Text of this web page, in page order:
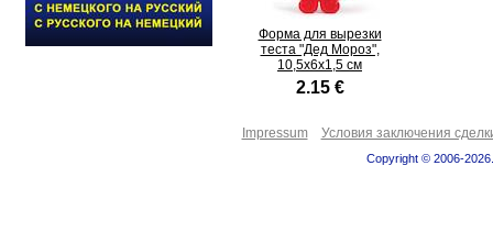
Форма для вырезки
теста "Дед Мороз",
10,5x6x1,5 см
2.15 €
Impressum Условия заключения
Copyright © 2006-